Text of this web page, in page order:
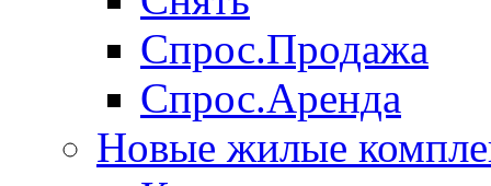
Спрос.Продажа
Спрос.Аренда
Новые жилые